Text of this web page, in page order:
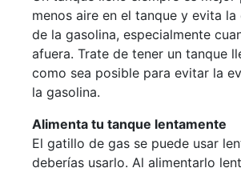
menos aire en el tanque y evita
de la gasolina, especialmente
afuera. Trate de tener un tanque
como sea posible para evitar la
la gasolina.
Alimenta tu tanque lentamente
El gatillo de gas se puede usar
deberías usarlo. Al alimentarlo